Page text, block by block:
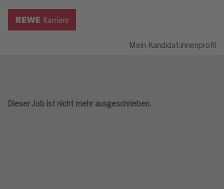
Mein Kandidat:innenprofil
Dieser Job ist nicht mehr ausgeschrieben.